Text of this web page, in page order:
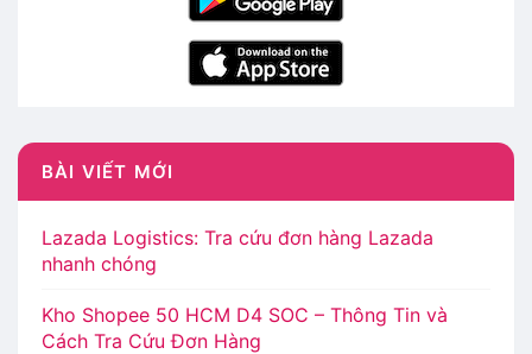
BÀI VIẾT MỚI
Lazada Logistics: Tra cứu đơn hàng Lazada
nhanh chóng
Kho Shopee 50 HCM D4 SOC – Thông Tin và
Cách Tra Cứu Đơn Hàng